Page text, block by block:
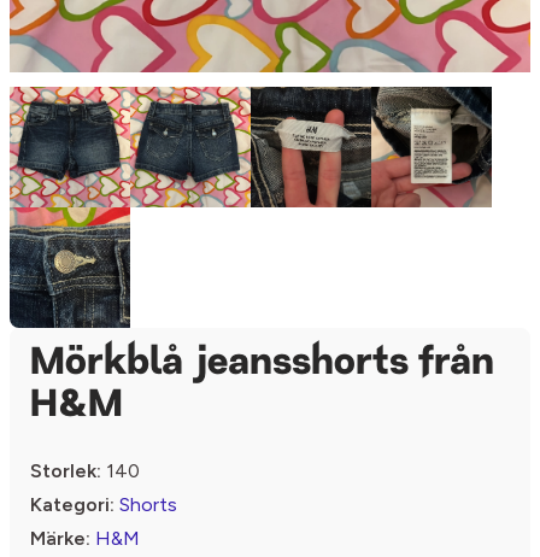
Mörkblå jeansshorts från
H&M
Storlek: 140
Kategori: Shorts
Märke: H&M